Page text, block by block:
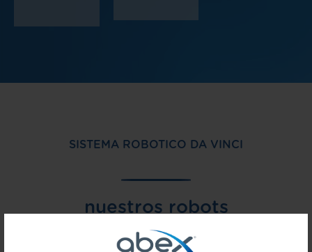
SISTEMA ROBOTICO DA VINCI
nuestros robots
poseen un alma: nosotros